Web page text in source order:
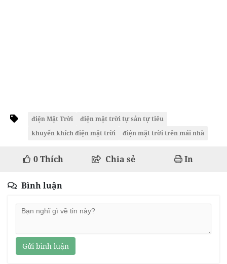
điện Mặt Trời
điện mặt trời tự sản tự tiêu
khuyến khích điện mặt trời
điện mặt trời trên mái nhà
0Thích Chia sẻ In
Bình luận
Gửi bình luận